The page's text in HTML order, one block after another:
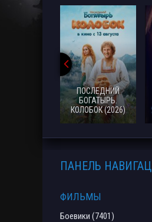
ПОСЛЕДНИЙ
БОГАТЫРЬ.
КОЛОБОК (2026)
ПАНЕЛЬ
ФИЛЬМЫ
Боевики (7401)